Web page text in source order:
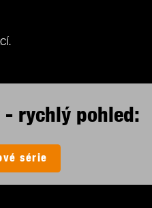
.
- rychlý pohled:
série